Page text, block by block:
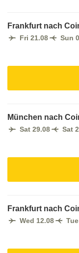
Frankfurt nach
Fri 21.08 Sun
München nach
Sat 29.08 Sat
Frankfurt nach
Wed 12.08